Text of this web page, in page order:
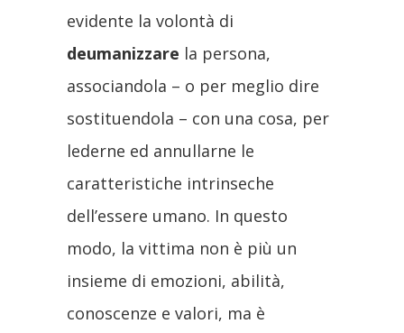
evidente la volontà di
deumanizzare la persona,
associandola – o per meglio dire
sostituendola – con una cosa, per
lederne ed annullarne le
caratteristiche intrinseche
dell’essere umano. In questo
modo, la vittima non è più un
insieme di emozioni, abilità,
conoscenze e valori, ma è